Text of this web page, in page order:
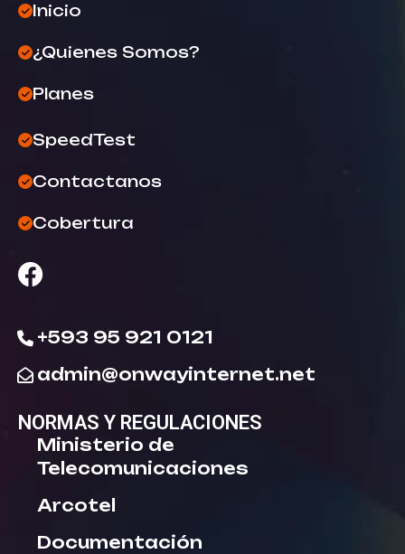
Inicio
¿Quienes Somos?
Planes
SpeedTest
Contactanos
Cobertura
+593 95 921 0121
admin@onwayinternet.net
NORMAS Y REGULACIONES
Ministerio de
Telecomunicaciones
Arcotel
Documentación